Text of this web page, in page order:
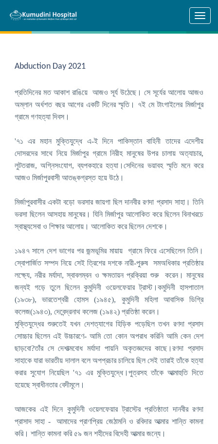
Abduction Day 2021
প্রতিদিনের মত আকাশ রাঙিয়ে আজও সূর্য উঠেছে। সে সূর্যের আলোয় আজও
অম্লান অর্ধশত বছর আগের একটি দিনের স্মৃতি। ৭ই মে টাংগাইলের মির্জাপুর
গ্রামে গণহত্যা দিবস।
'৭১ এর মহান মুক্তিযুদ্ধে এ-ই দিনে পাকিস্তান বাহিনী তাদের এদেশীয়
দোসরদের সাথে নিয়ে মির্জাপুর গ্রামে নিরীহ মানুষের উপর চালায় অত্যাচার,
লুটতরাজ, অগ্নিসংযোগ, ব্যপকহারে হত্যা।সেদিনের ভয়াবহ স্মৃতি মনে করে
আজও মির্জাপুরবাসী আতঙ্কগ্রস্ত হয়ে উঠে।
মির্জাপুরবাসীর একটা বড়ো ভরসার জায়গা ছিল দানবীর রণদা প্রসাদ সাহা। তিনি
ভরসা ছিলেন আসহায় মানুষের। যিনি মির্জাপুর আলোকিত করে ছিলেন বিনাখরচে
স্বাস্থ্যসেবা ও শিক্ষার আলোয়। আলোকিত করে ছিলেন দেশকে।
১৯৪৭ সালে দেশ ভাগের পর জন্মভূমির মায়ায় গ্রামে ফিরে এসেছিলেন তিনি।
স্বোপার্জিত সম্পদ নিয়ে সেই ত্রিশের দশকে নারী-পুরুষ সমঅধিকার প্রতিষ্ঠার
লক্ষ্যে, নরীর মর্যাদা, স্বাবলম্বন ও ক্ষমতায়ন প্রক্রিয়া শুরু করেন। মানুষের
জন্যই গড়ে তুলে ছিলেন কুমুদিনী ওয়েলফেয়ার ট্রাস্ট।কমুদিনী হাসপাতাল
(১৯৩৮), ভারতেশ্বরী হোমস (১৯৪৫), কুমুদিনী মহিলা আবাসিক ডিগ্রি
কলেজ(১৯৪৩), দেবেন্দ্রনাথ কলেজ (১৯৪২) প্রতিষ্ঠা করেন।
মুক্তিযুদ্ধের শুরুতেই যখন দেশত্যাগের হিড়িক পড়েছিল তখন রণদা প্রসাদ
সোচ্চার ছিলেন এই উচ্চারণে- আমি তো কোন অপরাধ করিনি আমি কেন দেশ
ছাড়বো?তাঁর সে দেশাত্মবোধ মর্যাদা পায়নি অকৃতজ্ঞদের কাছে।রণদা প্রসাদ
সাহাকে যারা ভারতীয় দালাল বলে অপপ্রচার চালিয়ে ছিল সেই তারাই তাঁকে হত্যা
করার সুযোগ নিয়েছিল '৭১ এর মুক্তিযুদ্ধে।পুত্রসহ তাঁকে আত্মাহুতি দিতে
হয়েছে স্বাধীনতার বেদীমূলে।
আজকের এই দিনে কুমুদিনী ওয়েলফেয়ার ট্রাস্টের প্রতিষ্ঠাতা দানবীর রণদা
প্রাসাদ সাহা - আমাদের প্রাণপ্রিয় জেঠামনি ও রবিদার আত্মার শান্তি কামনা
করি। শান্তি কামনা করি ৫৯ জন শহীদের বিদেহী আত্মার জন্যে।